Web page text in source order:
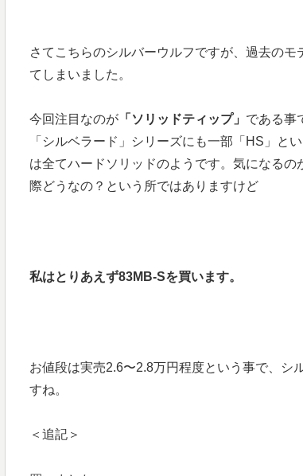
さてこちらのシルバーウルフですが、過去の
てしまいました。
今回注目なのが「ソリッドティップ」 である事
「シルベラード」シリーズにも一部「HS」と
は全てハードソリッドのようです。気になる
際どうなの？という所ではありますけど
私はとりあえず83MB-Sを買います。
お値段は実売2.6〜2.8万円程度という事で、シ
すね。
＜追記＞